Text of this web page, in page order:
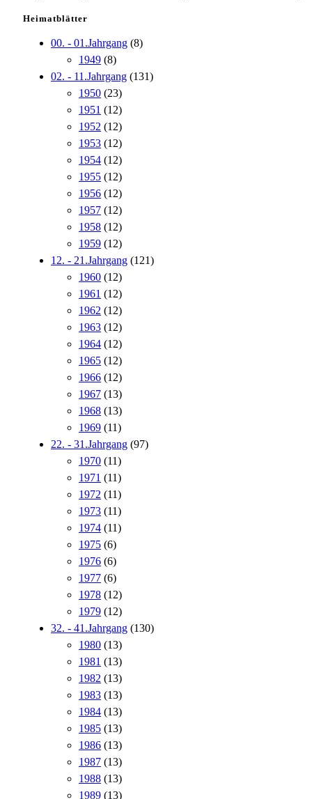
Heimatblätter
00. - 01.Jahrgang (8)
1949 (8)
02. - 11.Jahrgang (131)
1950 (23)
1951 (12)
1952 (12)
1953 (12)
1954 (12)
1955 (12)
1956 (12)
1957 (12)
1958 (12)
1959 (12)
12. - 21.Jahrgang (121)
1960 (12)
1961 (12)
1962 (12)
1963 (12)
1964 (12)
1965 (12)
1966 (12)
1967 (13)
1968 (13)
1969 (11)
22. - 31.Jahrgang (97)
1970 (11)
1971 (11)
1972 (11)
1973 (11)
1974 (11)
1975 (6)
1976 (6)
1977 (6)
1978 (12)
1979 (12)
32. - 41.Jahrgang (130)
1980 (13)
1981 (13)
1982 (13)
1983 (13)
1984 (13)
1985 (13)
1986 (13)
1987 (13)
1988 (13)
1989 (13)